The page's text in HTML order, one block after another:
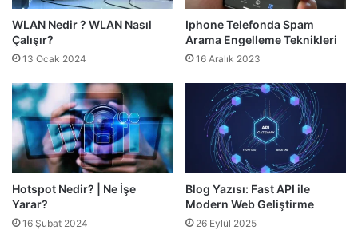
e
r
i
A
a
i
z
T
e
k
n
i
p
m
a
k
ç
n
1
0
Ö
n
e
m
WLAN Nedir ? WLAN Nasıl
Çalışır?
13 Ocak 2024
Iphone Telefonda Spam
Arama Engelleme Teknikleri
16 Aralık 2023
Hotspot Nedir? | Ne İşe
Yarar?
16 Şubat 2024
Blog Yazısı: Fast API ile
Modern Web Geliştirme
26 Eylül 2025